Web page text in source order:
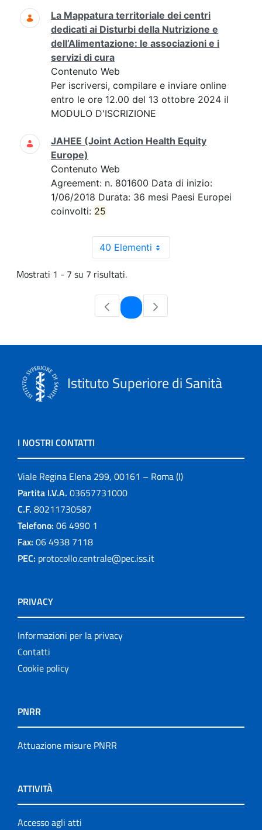
La Mappatura territoriale dei centri
dedicati ai Disturbi della Nutrizione e
dell’Alimentazione: le associazioni e i
servizi di cura
Contenuto Web
Per iscriversi, compilare e inviare online
entro le ore 12.00 del 13 ottobre 2024 il
MODULO D'ISCRIZIONE
JAHEE (Joint Action Health Equity
Europe)
Contenuto Web
Agreement: n. 801600 Data di inizio:
1/06/2018 Durata: 36 mesi Paesi Europei
coinvolti: 25
40 Elementi
Mostrati 1 - 7 su 7 risultati.
Pagina
Istituto Superiore di Sanità
I NOSTRI CONTATTI
Viale Regina Elena 299, 00161 – Roma (I)
Partita I.V.A. 03657731000
C.F. 80211730587
Telefono: 06 4990 1
Fax: 06 4938 7118
PEC: protocollo.centrale@pec.iss.it
PRIVACY
Informazioni per la privacy
Contatti
Cookie policy
PNRR
Attuazione misure PNRR
ATTIVITÀ
Accesso agli atti